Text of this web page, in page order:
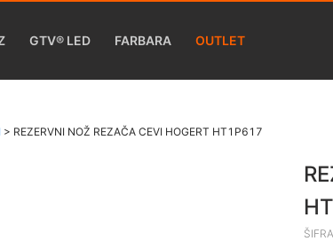
GTV® LED FARBARA OUTLET
> REZERVNI NOŽ REZAČA CEVI HOGERT HT1P617